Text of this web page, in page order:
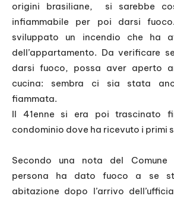
origini brasiliane, si sarebbe
infiammabile per poi darsi
sviluppato un incendio che ha
dell’appartamento. Da verificare
darsi fuoco, possa aver aperto
cucina: sembra ci sia stata
fiammata.
Il 41enne si era poi trascinato
condominio dove ha ricevuto i primi
Secondo una nota del
persona ha dato fuoco a se
abitazione dopo l’arrivo